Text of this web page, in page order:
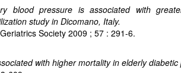
blood pressure is associated with
study in Dicomano, Italy.
Society 2009 ; 57 : 291-6.
with higher mortality in elderly